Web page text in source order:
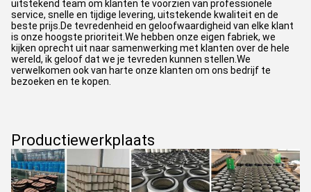
uitstekend team om klanten te voorzien van professionele
service, snelle en tijdige levering, uitstekende kwaliteit en de
beste prijs.De tevredenheid en geloofwaardigheid van elke klant
is onze hoogste prioriteit.We hebben onze eigen fabriek, we
kijken oprecht uit naar samenwerking met klanten over de hele
wereld, ik geloof dat we je tevreden kunnen stellen.We
verwelkomen ook van harte onze klanten om ons bedrijf te
bezoeken en te kopen.
Productiewerkplaats